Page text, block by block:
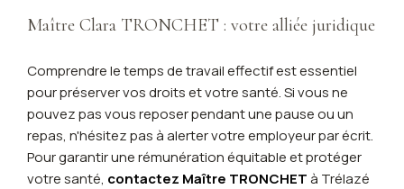
Maître Clara TRONCHET : votre alliée juridique
Comprendre le temps de travail effectif est essentiel
pour préserver vos droits et votre santé. Si vous ne
pouvez pas vous reposer pendant une pause ou un
repas, n'hésitez pas à alerter votre employeur par écrit.
Pour garantir une rémunération équitable et protéger
votre santé, contactez Maître TRONCHETà Trélazé